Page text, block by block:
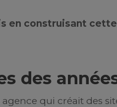
en construisant
des
agence qui créait des